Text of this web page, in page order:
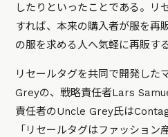
したりといったことである。リ
すれば、本来の購入者が服を再
の服を求める人へ気軽に再販す
リセールタグを共同で開発した
Greyの、戦略責任者Lars
責任者のUncle Grey氏は
「リセールタグはファッション